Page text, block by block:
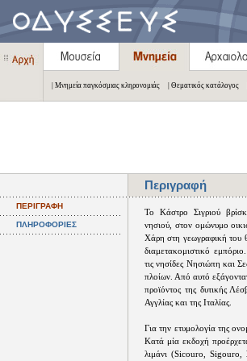
| Μνημεία παγκόσμιας κληρονομιάς | Θεματικός κατάλογος
Περιγραφή
ΠΕΡΙΓΡΑΦΗ
ΠΛΗΡΟΦΟΡΙΕΣ
Το Κάστρο Σιγριού
νησιού, στον ομώνυμο
Χάρη στη γεωγραφική του
διαμετακομιστικό
τις νησίδες Νησιώπη και
πλοίων. Από αυτό
προϊόντος της δυτικής
Αγγλίας και της Ιταλίας.
Για την ετυμολογία της
Κατά μία εκδοχή
λιμάνι (Sicouro, Sigouro,